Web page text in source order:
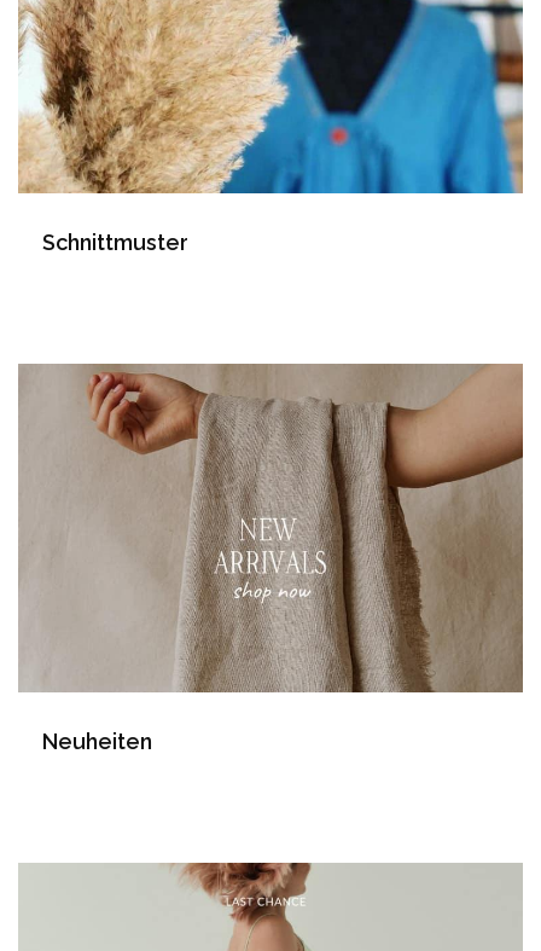
Schnittmuster
Neuheiten